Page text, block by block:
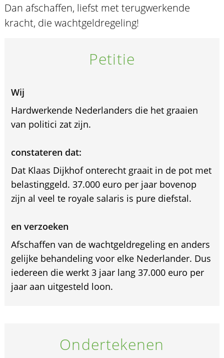
Dan afschaffen, liefst met terugwerkende
kracht, die wachtgeldregeling!
Petitie
Wij
Hardwerkende Nederlanders die het graaien
van politici zat zijn.
constateren dat:
Dat Klaas Dijkhof onterecht graait in de pot met
belastinggeld. 37.000 euro per jaar bovenop
zijn al veel te royale salaris is pure diefstal.
en verzoeken
Afschaffen van de wachtgeldregeling en anders
gelijke behandeling voor elke Nederlander. Dus
iedereen die werkt 3 jaar lang 37.000 euro per
jaar aan uitgesteld loon.
Ondertekenen